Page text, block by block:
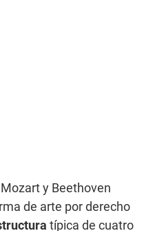
y Beethoven
de arte por derecho
típica de cuatro